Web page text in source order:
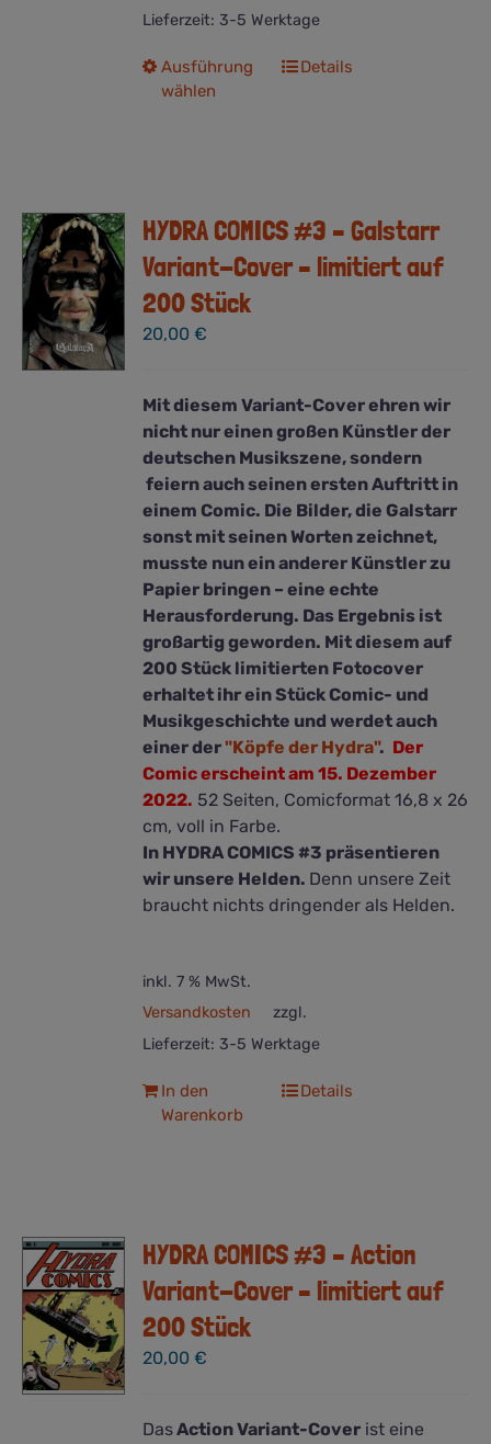
Lieferzeit: 3-5 Werktage
Ausführung
wählen
Dieses
Die
können
werden
Details
HYDRA COMICS #3 – Galstarr
Variant-Cover – limitiert auf
200 Stück
20,00€
Mit diesem Variant-Cover ehren wir
nicht nur einen großen Künstler der
deutschen Musikszene, sondern
feiern auch seinen ersten Auftritt in
einem Comic. Die Bilder, die Galstarr
sonst mit seinen Worten zeichnet,
musste nun ein anderer Künstler zu
Papier bringen – eine echte
Herausforderung. Das Ergebnis ist
großartig geworden. Mit diesem auf
200 Stück limitierten Fotocover
erhaltet ihr ein Stück Comic- und
Musikgeschichte und werdet auch
einer der"Köpfe der Hydra". Der
Comic erscheint am 15. Dezember
2022. 52 Seiten, Comicformat 16,8 x 26
cm, voll in Farbe.
In HYDRA COMICS #3 präsentieren
wir unsere Helden. Denn unsere Zeit
braucht nichts dringender als Helden.
inkl. 7 % MwSt.
zzgl.
Versandkosten
Lieferzeit: 3-5 Werktage
In den
Warenkorb
Details
HYDRA COMICS #3 – Action
Variant-Cover – limitiert auf
200 Stück
20,00€
DasAction Variant-Cover ist eine